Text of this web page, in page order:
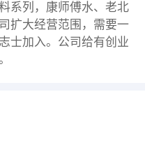
系列，康师傅水、老北
扩大经营范围，需要一
士加入。公司给有创业